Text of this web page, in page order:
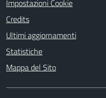
Impostazioni Cookie
Credits
Ultimi aggiornamenti
Statistiche
Mappa del Sito